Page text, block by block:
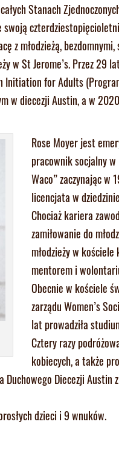
Stanach
z młodzieżą,
w St Jerome’s. Przez 29
for Adults
w diecezji Austin, a w
Rose Moyer jest
pracownik socjalny
Waco” zaczynając w
licencjata w
Chociaż kariera
zamiłowanie do
młodzieży w
mentorem i
Obecnie w kościele
zarządu Women’s
lat prowadziła
Cztery razy
kobiecych, a także
Diecezji Austin
dzieci i 9 wnuków.